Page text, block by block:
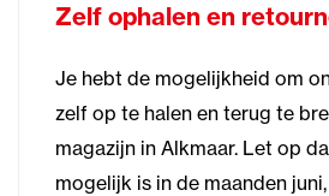
Zelf ophalen en
Je hebt de mogelijkheid om
zelf op te halen en terug te
magazijn in Alkmaar. Let op
mogelijk is in de maanden